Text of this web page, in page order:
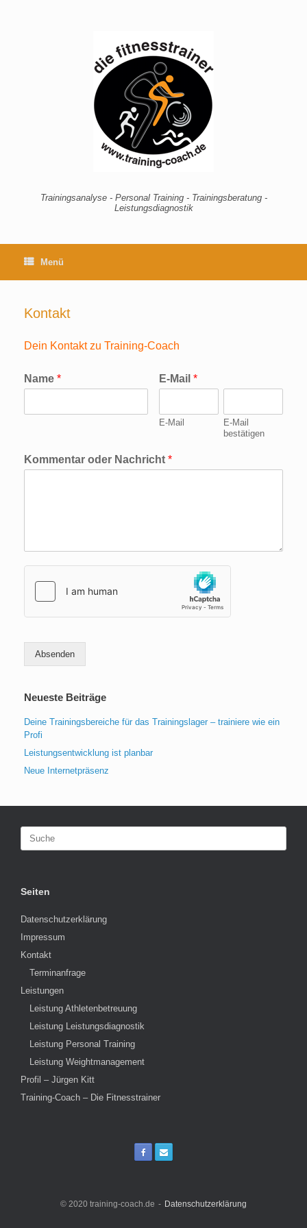
Trainingsanalyse - Personal Training - Trainingsberatung -
Leistungsdiagnostik
Menü
Kontakt
Dein Kontakt zu Training-Coach
Name * E-Mail *
E-Mail
E-Mail
bestätigen
Kommentar oder Nachricht *
Absenden
Neueste Beiträge
Deine Trainingsbereiche für das Trainingslager – trainiere wie ein
Profi
Leistungsentwicklung ist planbar
Neue Internetpräsenz
Suche
Seiten
Datenschutzerklärung
Impressum
Kontakt
Terminanfrage
Leistungen
Leistung Athletenbetreuung
Leistung Leistungsdiagnostik
Leistung Personal Training
Leistung Weightmanagement
Profil – Jürgen Kitt
Training-Coach – Die Fitnesstrainer
© 2020 training-coach.de Datenschutzerklärung